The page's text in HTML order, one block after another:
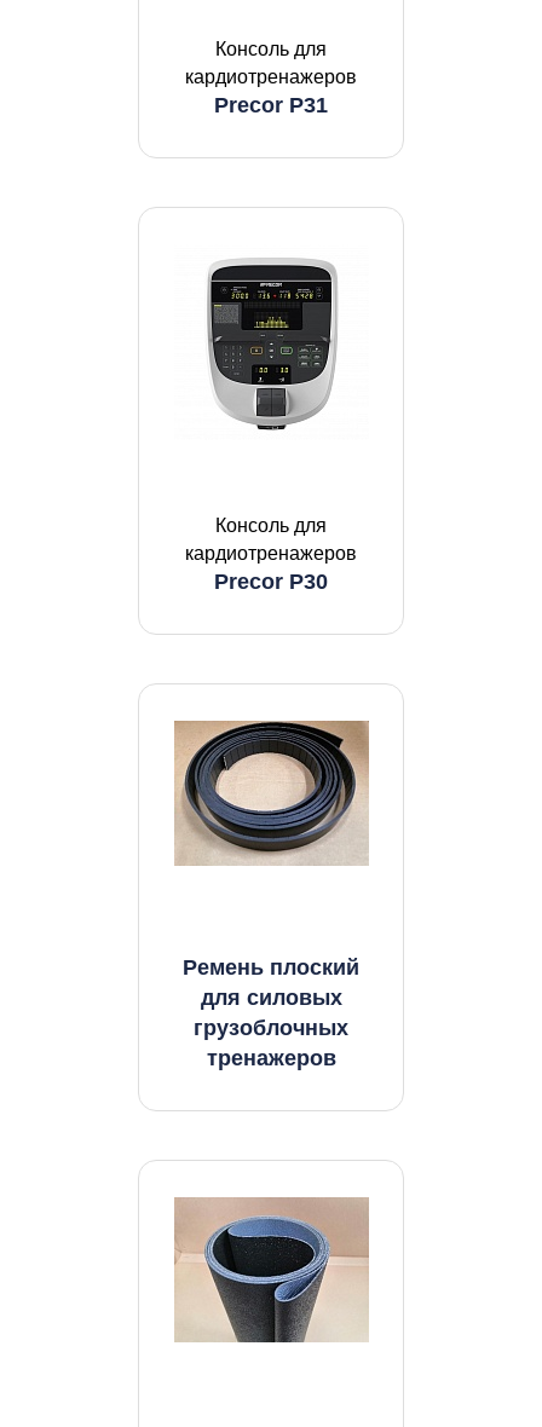
Консоль для
кардиотренажеров
Precor P31
Консоль для
кардиотренажеров
Precor P30
Ремень плоский
для силовых
грузоблочных
тренажеров